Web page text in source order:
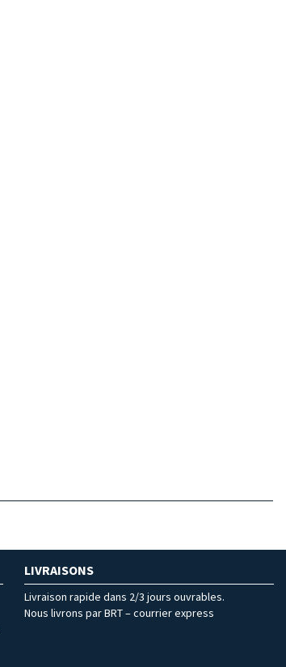
LIVRAISONS
Livraison rapide dans 2/3 jours ouvrables.
Nous livrons par BRT – courrier express